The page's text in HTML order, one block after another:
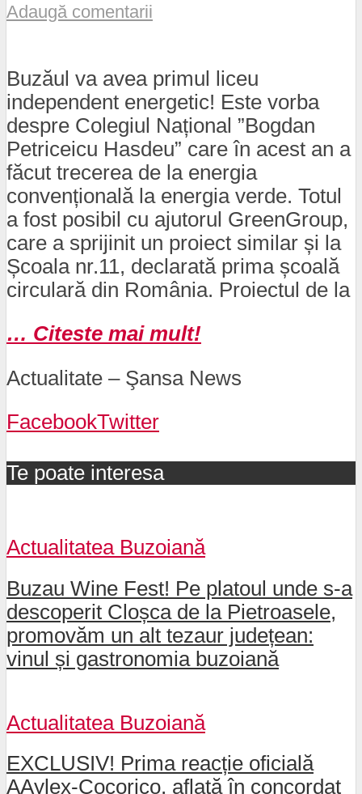
Adaugă comentarii
Buzăul va avea primul liceu
independent energetic! Este vorba
despre Colegiul Național ”Bogdan
Petriceicu Hasdeu” care în acest an a
făcut trecerea de la energia
convențională la energia verde. Totul
a fost posibil cu ajutorul GreenGroup,
care a sprijinit un proiect similar și la
Școala nr.11, declarată prima școală
circulară din România. Proiectul de la
… Citeste mai mult!
Actualitate – Şansa News
FacebookTwitter
Te poate interesa
Actualitatea Buzoiană
Buzau Wine Fest! Pe platoul unde s-a
descoperit Cloșca de la Pietroasele,
promovăm un alt tezaur județean:
vinul și gastronomia buzoiană
Actualitatea Buzoiană
EXCLUSIV! Prima reacție oficială
AAylex-Cocorico, aflată în concordat